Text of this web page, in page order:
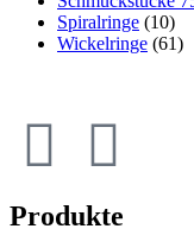
Spiralringe (10)
Wickelringe (61)
Produkte